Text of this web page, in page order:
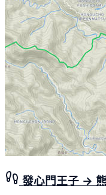
發心門王子 →